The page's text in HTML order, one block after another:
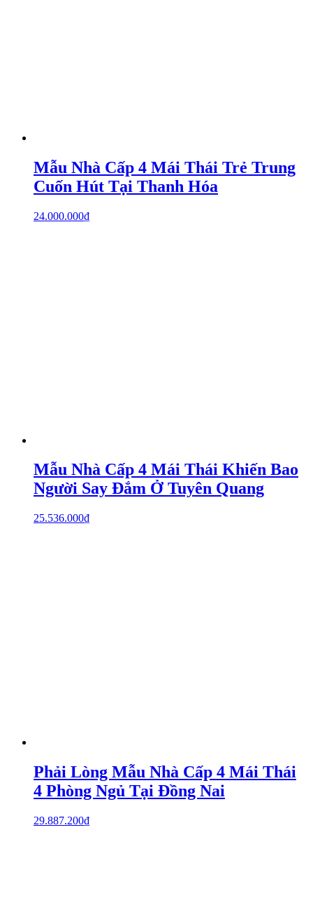
Mẫu Nhà Cấp 4 Mái Thái Trẻ Trung
Cuốn Hút Tại Thanh Hóa
24.000.000₫
Mẫu Nhà Cấp 4 Mái Thái Khiến Bao
Người Say Đắm Ở Tuyên Quang
25.536.000₫
Phải Lòng Mẫu Nhà Cấp 4 Mái Thái
4 Phòng Ngủ Tại Đồng Nai
29.887.200₫